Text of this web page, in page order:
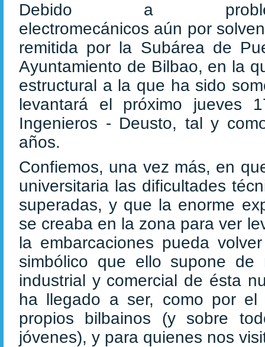
Debido a
electromecánicos aún por
remitida por la Subárea de
Ayuntamiento de Bilbao, en la
estructural a la que ha sido
levantará el próximo
Ingenieros - Deusto, tal y
años.
Confiemos, una vez más, en
universitaria las dificultades
superadas, y que la enorme
se creaba en la zona para ver
la embarcaciones pueda
simbólico que ello supone de
industrial y comercial de ésta
ha llegado a ser, como por
propios bilbainos (y sobre
jóvenes), y para quienes nos